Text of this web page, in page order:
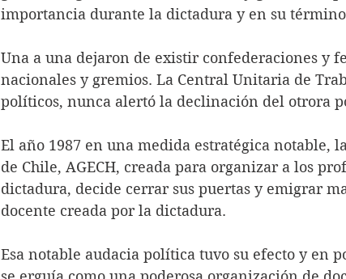
importancia durante la dictadura y en su
Una a una dejaron de existir confederaciones y
nacionales y gremios. La Central Unitaria de
políticos, nunca alertó la declinación del otrora
El año 1987 en una medida estratégica notable,
de Chile, AGECH, creada para organizar a los
dictadura, decide cerrar sus puertas y emigrar
docente creada por la dictadura.
Esa notable audacia política tuvo su efecto y en